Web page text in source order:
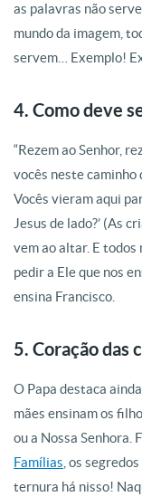
as palavras não
mundo da imagem,
servem… Exemplo!
4. Como deve
“Rezem ao Senhor,
vocês neste caminho
Vocês vieram aqui
Jesus de lado?’ (As
vem ao altar. E todos
pedir a Ele que nos
ensina Francisco.
5. Coração das
O Papa destaca
mães ensinam os
ou a Nossa Senhora.
Famílias , os
ternura há nisso!